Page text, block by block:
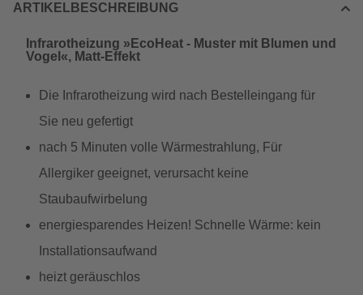
ARTIKELBESCHREIBUNG
Infrarotheizung »EcoHeat - Muster mit Blumen und
Vogel«, Matt-Effekt
Die Infrarotheizung wird nach Bestelleingang für
Sie neu gefertigt
nach 5 Minuten volle Wärmestrahlung, Für
Allergiker geeignet, verursacht keine
Staubaufwirbelung
energiesparendes Heizen! Schnelle Wärme: kein
Installationsaufwand
heizt geräuschlos